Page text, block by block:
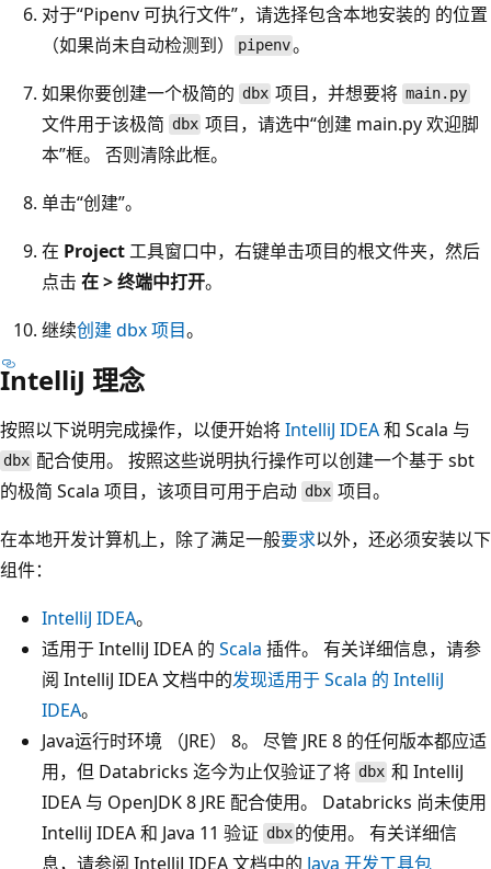
对于“Pipenv 可执行文件”，请选择包含本地安装的 的位置
（如果尚未自动检测到）
pipenv。
如果你要创建一个极简的 dbx 项目，并想要将 main.py
文件用于该极简 dbx 项目，请选中“创建 main.py 欢迎脚
本”框。 否则清除此框。
单击“创建”。
在 Project工具窗口中，右键单击项目的根文件夹，然后
点击 在 > 终端中打开。
继续创建 dbx 项目。
IntelliJ 理念
按照以下说明完成操作，以便开始将IntelliJ IDEA和 Scala 与
dbx 配合使用。 按照这些说明执行操作可以创建一个基于 sbt
的极简 Scala 项目，该项目可用于启动 dbx 项目。
在本地开发计算机上，除了满足一般要求以外，还必须安装以下
组件：
IntelliJ IDEA。
适用于 IntelliJ IDEA 的 Scala 插件。 有关详细信息，请参
阅 IntelliJ IDEA 文档中的发现适用于 Scala 的 IntelliJ
IDEA。
Java运行时环境 （JRE） 8。 尽管 JRE 8 的任何版本都应适
用，但 Databricks 迄今为止仅验证了将 dbx 和 IntelliJ
IDEA 与 OpenJDK 8 JRE 配合使用。 Databricks 尚未使用
IntelliJ IDEA 和 Java 11 验证 dbx 的使用。 有关详细信
息，请参阅 IntelliJ IDEA 文档中的 Java 开发工具包